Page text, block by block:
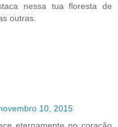
nessa tua floresta de
outras.
10, 2015
eternamente no coração